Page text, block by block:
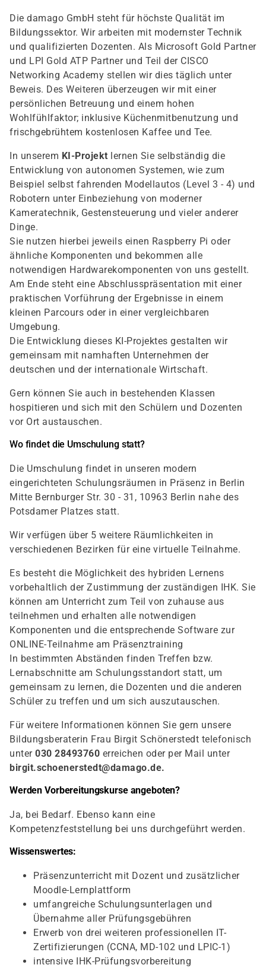
Die damago GmbH steht für höchste Qualität im
Bildungssektor. Wir arbeiten mit modernster Technik
und qualifizierten Dozenten. Als Microsoft Gold Partner
und LPI Gold ATP Partner und Teil der CISCO
Networking Academy stellen wir dies täglich unter
Beweis. Des Weiteren überzeugen wir mit einer
persönlichen Betreuung und einem hohen
Wohlfühlfaktor; inklusive Küchenmitbenutzung und
frischgebrühtem kostenlosen Kaffee und Tee.
In unserem KI-Projekt lernen Sie selbständig die
Entwicklung von autonomen Systemen, wie zum
Beispiel selbst fahrenden Modellautos (Level 3 - 4) und
Robotern unter Einbeziehung von moderner
Kameratechnik, Gestensteuerung und vieler anderer
Dinge.
Sie nutzen hierbei jeweils einen Raspberry Pi oder
ähnliche Komponenten und bekommen alle
notwendigen Hardwarekomponenten von uns gestellt.
Am Ende steht eine Abschlusspräsentation mit einer
praktischen Vorführung der Ergebnisse in einem
kleinen Parcours oder in einer vergleichbaren
Umgebung.
Die Entwicklung dieses KI-Projektes gestalten wir
gemeinsam mit namhaften Unternehmen der
deutschen und der internationale Wirtschaft.
Gern können Sie auch in bestehenden Klassen
hospitieren und sich mit den Schülern und Dozenten
vor Ort austauschen.
Wo findet die Umschulung statt?
Die Umschulung findet in unseren modern
eingerichteten Schulungsräumen in Präsenz in Berlin
Mitte Bernburger Str. 30 - 31, 10963 Berlin nahe des
Potsdamer Platzes statt.
Wir verfügen über 5 weitere Räumlichkeiten in
verschiedenen Bezirken für eine virtuelle Teilnahme.
Es besteht die Möglichkeit des hybriden Lernens
vorbehaltlich der Zustimmung der zuständigen IHK. Sie
können am Unterricht zum Teil von zuhause aus
teilnehmen und erhalten alle notwendigen
Komponenten und die entsprechende Software zur
ONLINE-Teilnahme am Präsenztraining
In bestimmten Abständen finden Treffen bzw.
Lernabschnitte am Schulungsstandort statt, um
gemeinsam zu lernen, die Dozenten und die anderen
Schüler zu treffen und um sich auszutauschen.
Für weitere Informationen können Sie gern unsere
Bildungsberaterin Frau Birgit Schönerstedt telefonisch
unter 030 28493760 erreichen oder per Mail unter
birgit.schoenerstedt@damago.de.
Werden Vorbereitungskurse angeboten?
Ja, bei Bedarf. Ebenso kann eine
Kompetenzfeststellung bei uns durchgeführt werden.
Wissenswertes:
Präsenzunterricht mit Dozent und zusätzlicher
Moodle-Lernplattform
umfangreiche Schulungsunterlagen und
Übernahme aller Prüfungsgebühren
Erwerb von drei weiteren professionellen IT-
Zertifizierungen (CCNA, MD-102 und LPIC-1)
intensive IHK-Prüfungsvorbereitung